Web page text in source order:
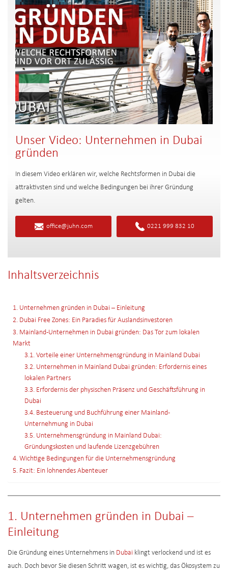
Unser Video: Unternehmen in Dubai
gründen
In diesem Video erklären wir, welche Rechtsformen in Dubai die
attraktivsten sind und welche Bedingungen bei ihrer Gründung
gelten.
office@juhn.com 0221 999 832 10
Inhaltsverzeichnis
1. Unternehmen gründen in Dubai – Einleitung
2. Dubai Free Zones: Ein Paradies für Auslandsinvestoren
3. Mainland-Unternehmen in Dubai gründen: Das Tor zum lokalen
Markt
3.1. Vorteile einer Unternehmensgründung in Mainland Dubai
3.2. Unternehmen in Mainland Dubai gründen: Erfordernis eines
lokalen Partners
3.3. Erfordernis der physischen Präsenz und Geschäftsführung in
Dubai
3.4. Besteuerung und Buchführung einer Mainland-
Unternehmung in Dubai
3.5. Unternehmensgründung in Mainland Dubai:
Gründungskosten und laufende Lizenzgebühren
4. Wichtige Bedingungen für die Unternehmensgründung
5. Fazit: Ein lohnendes Abenteuer
1. Unternehmen gründen in Dubai –
Einleitung
Die Gründung eines Unternehmens in Dubai klingt verlockend und ist es
auch. Doch bevor Sie diesen Schritt wagen, ist es wichtig, das Ökosystem zu